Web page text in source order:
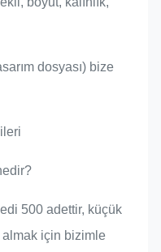
dosyası) bize
500 adettir, küçük
almak için bizimle